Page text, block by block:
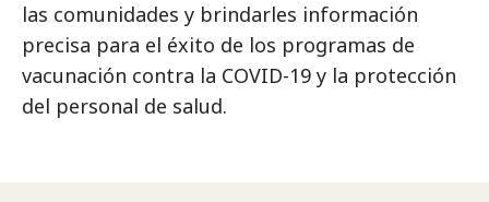
las comunidades y brindarles información
precisa para el éxito de los programas de
vacunación contra la COVID-19 y la protección
del personal de salud.